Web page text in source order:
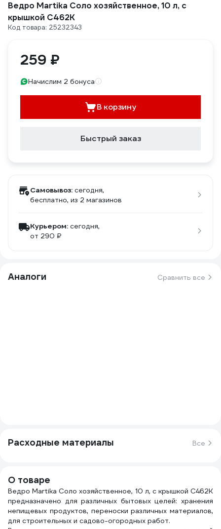
Ведро Martika Соло хозяйственное, 10 л, с
крышкой С462К
Код товара: 25232343
259 ₽
Начислим 2 бонуса
В корзину
Быстрый заказ
Самовывоз: сегодня,
бесплатно, из 2 магазинов
Курьером: сегодня,
от 290 ₽
Аналоги Сравнить все
Расходные материалы Все
О товаре
Ведро Martika Соло хозяйственное, 10 л, с крышкой С462К
предназначено для различных бытовых целей: хранения
непищевых продуктов, переноски различных материалов,
для строительных и садово-огородных работ.